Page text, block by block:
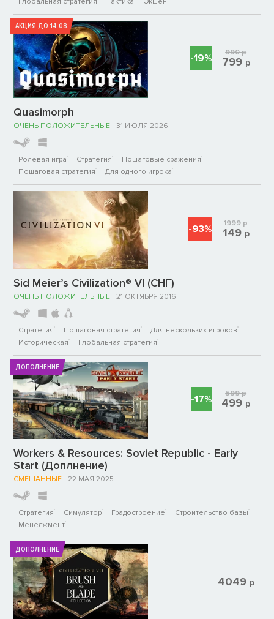
АКЦИЯ ДО 14.08
Quasimorph
ОЧЕНЬ ПОЛОЖИТЕЛЬНЫЕ 31 ИЮЛЯ 2026
Ролевая игра Стратегия
Пошаговые сражения
Пошаговая стратегия
Для одного игрока
-19% 990р
799 р
Sid Meier’s Civilization® VI (СНГ)
ОЧЕНЬ ПОЛОЖИТЕЛЬНЫЕ 21 ОКТЯБРЯ 2016
Стратегия Пошаговая стратегия
Для нескольких игроков
Историческая
Глобальная стратегия
-93% 1999р
149 р
ДОПОЛНЕНИЕ
Workers & Resources: Soviet Republic - Early
Start (Доплнение)
СМЕШАННЫЕ 22 МАЯ 2025
Стратегия Симулятор Градостроение
Строительство базы
Менеджмент
-17% 599р
499 р
ДОПОЛНЕНИЕ
4049 р